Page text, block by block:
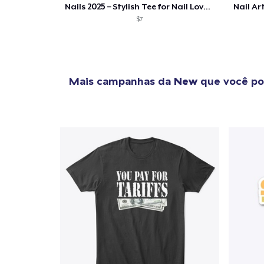
Nails 2025 – Stylish Tee for Nail Lovers
$7
Mais campanhas da Newque você